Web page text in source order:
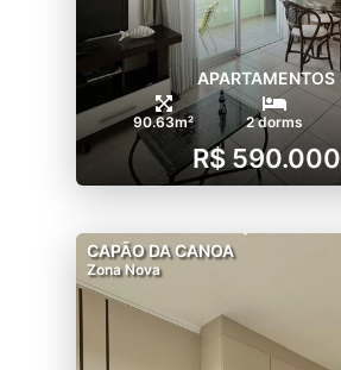
APARTAMENTOS
90.63m² 2 dorms
R$ 590.000
CAPÃO DA CANOA
Zona Nova